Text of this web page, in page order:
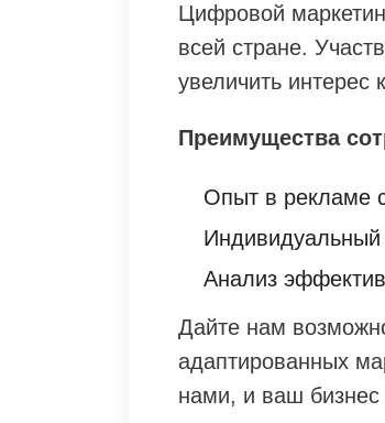
Цифровой
всей стране.
увеличить интерес
Преимущества
Опыт в рекламе
Индивидуальный
Анализ
Дайте нам
адаптированных
нами, и ваш бизнес